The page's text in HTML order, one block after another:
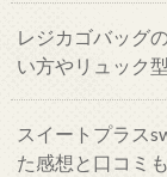
レジカゴバッグ
い方やリュック
スイートプラス
た感想と口コミ